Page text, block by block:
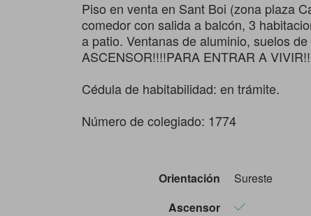
Piso en venta en Sant Boi (zona plaza
comedor con salida a balcón, 3
a patio. Ventanas de aluminio, suelos
ASCENSOR!!!!PARA ENTRAR A
Cédula de habitabilidad: en trámite.
Número de colegiado: 1774
Orientación
Sureste
Ascensor